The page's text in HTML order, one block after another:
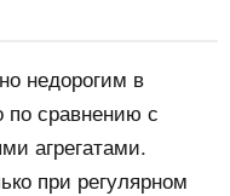
недорогим в
по сравнению с
агрегатами.
при регулярном